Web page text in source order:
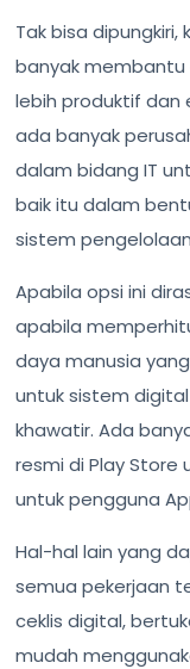
Tak bisa
banyak membantu
lebih produktif dan
ada banyak
dalam bidang IT
baik itu dalam
sistem
Apabila opsi ini
apabila
daya manusia
untuk sistem
khawatir. Ada
resmi di Play Store
untuk pengguna
Hal-hal lain yang
semua pekerjaan
ceklis digital,
mudah